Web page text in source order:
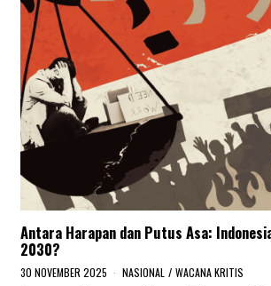
Antara Harapan dan Putus Asa:
2030?
30 NOVEMBER 2025 NASIONAL / WACANA KRITIS